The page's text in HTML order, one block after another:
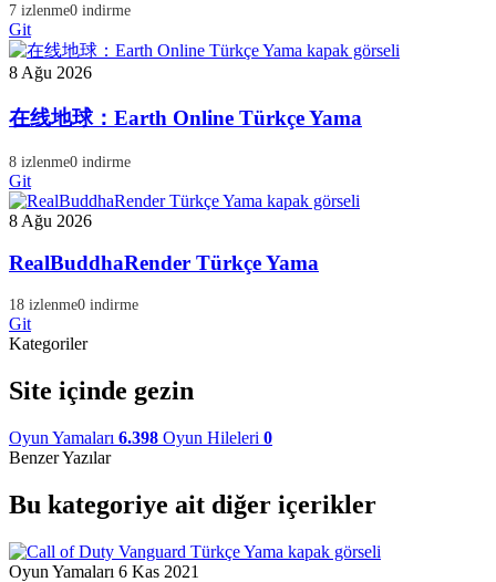
7 izlenme0 indirme
Git
8 Ağu 2026
在线地球：Earth Online Türkçe Yama
8 izlenme0 indirme
Git
8 Ağu 2026
RealBuddhaRender Türkçe Yama
18 izlenme0 indirme
Git
Kategoriler
Site içinde gezin
Oyun Yamaları 6.398 Oyun Hileleri 0
Benzer Yazılar
Bu kategoriye ait diğer içerikler
Oyun Yamaları 6 Kas 2021